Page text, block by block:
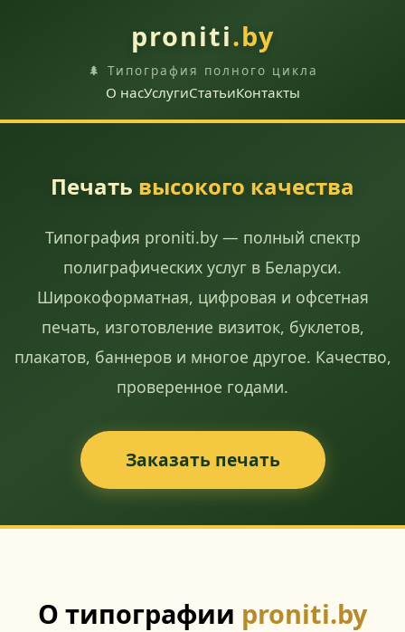
proniti.by
🌲 Типография полного цикла
О насУслугиСтатьиКонтакты
Печать высокого качества
Типография proniti.by — полный спектр
полиграфических услуг в Беларуси.
Широкоформатная, цифровая и офсетная
печать, изготовление визиток, буклетов,
плакатов, баннеров и многое другое. Качество,
проверенное годами.
Заказать печать
О типографии proniti.by